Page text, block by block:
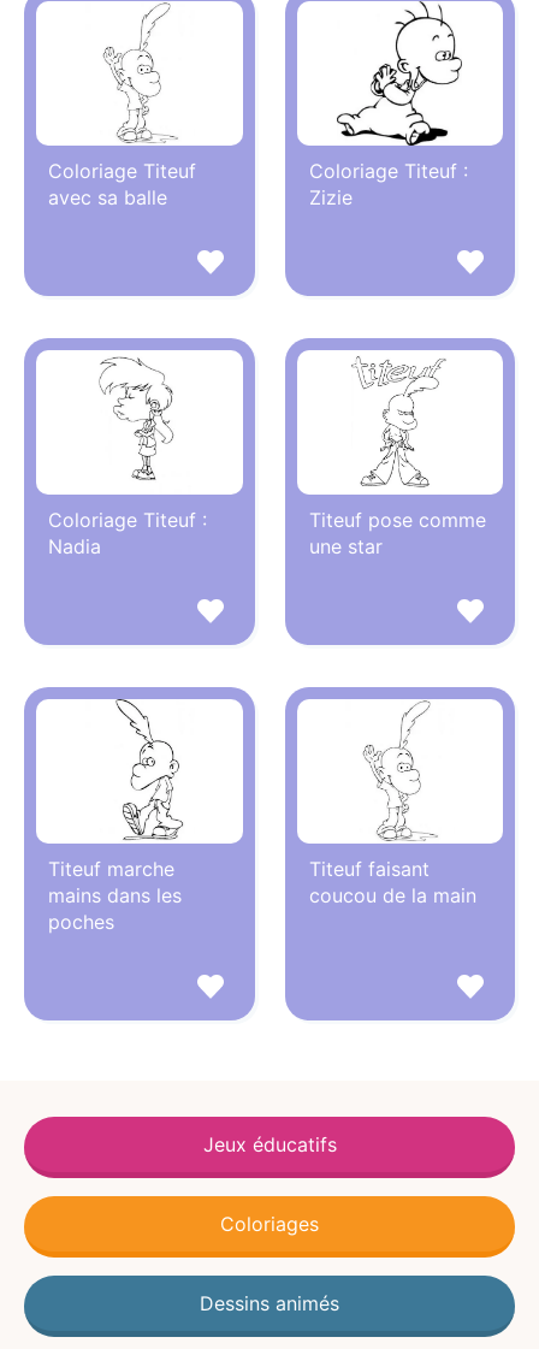
Coloriage Titeuf
avec sa balle
Coloriage Titeuf :
Zizie
Coloriage Titeuf :
Nadia
Titeuf pose comme
une star
Titeuf marche
mains dans les
poches
Titeuf faisant
coucou de la main
Jeux éducatifs
Coloriages
Dessins animés